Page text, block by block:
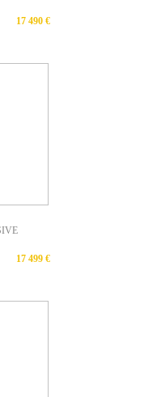
17 490 €
17 499 €